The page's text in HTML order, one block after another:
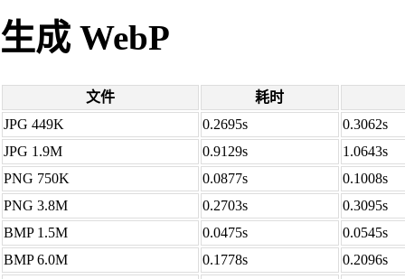
生成 WebP
文件
耗时
JPG 449K
0.2695s
0.3062s
JPG 1.9M
0.9129s
1.0643s
PNG 750K
0.0877s
0.1008s
PNG 3.8M
0.2703s
0.3095s
BMP 1.5M
0.0475s
0.0545s
BMP 6.0M
0.1778s
0.2096s